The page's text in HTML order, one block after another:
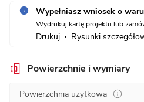
Wypełniasz wniosek o
Wydrukuj kartę projektu lub
Drukuj • Rysunki
Powierzchnie i wymiary
Powierzchnia użytkowa